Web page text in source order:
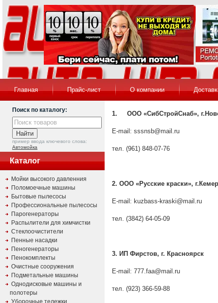
Главная Прайс-лист О компании
Поиск по каталогу:
пример ввода ключевого слова:
Автомойка
Каталог
Мойки высокого давленния
Поломоечные машины
Бытовые пылесосы
Профессиональные пылесосы
Парогенераторы
Распылители для химчистки
Стеклоочистители
Пенные насадки
Пеногенераторы
Пенокомплекты
Очистные сооружения
Подметальные машины
Однодисковые машины и
полотеры
Уборочные тележки
1. ООО «СибСтройСнаб»,
E-mail: sssnsb@mail.ru
тел. (961) 848-07-76
2. ООО «Русские краски»,
E-mail: kuzbass-kraski@mail.ru
тел. (3842) 64-05-09
3. ИП Фирстов, г. Красноярск
E-mail: 777.faa@mail.ru
тел. (923) 366-59-88